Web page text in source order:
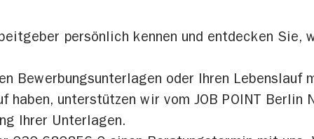
persönlich kennen und entdecken Sie,
Bewerbungsunterlagen oder Ihren Lebenslauf
haben, unterstützen wir vom JOB POINT
Ihrer Unterlagen.